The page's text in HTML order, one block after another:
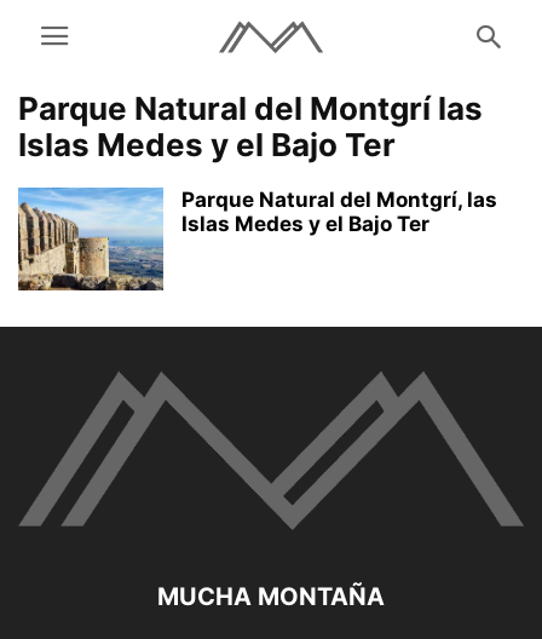
Parque Natural del Montgrí las
Islas Medes y el Bajo Ter
Parque Natural del Montgrí, las
Islas Medes y el Bajo Ter
MUCHA MONTAÑA